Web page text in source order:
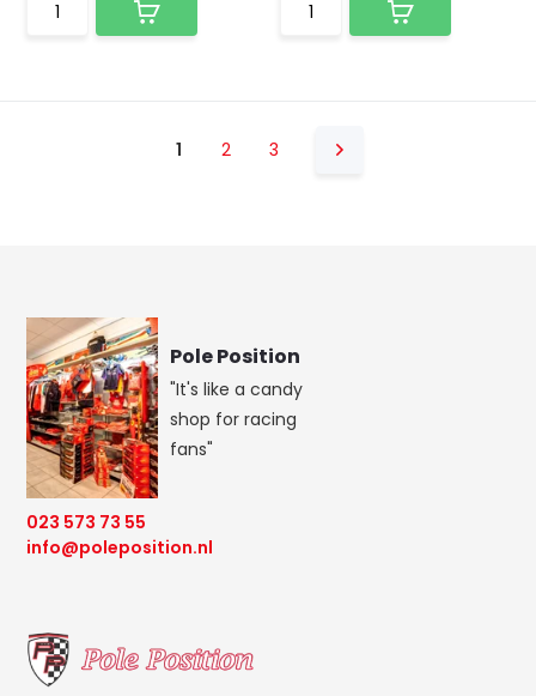
1 2 3
Pole Position
"It's like a candy
shop for racing
fans"
023 573 73 55
info@poleposition.nl